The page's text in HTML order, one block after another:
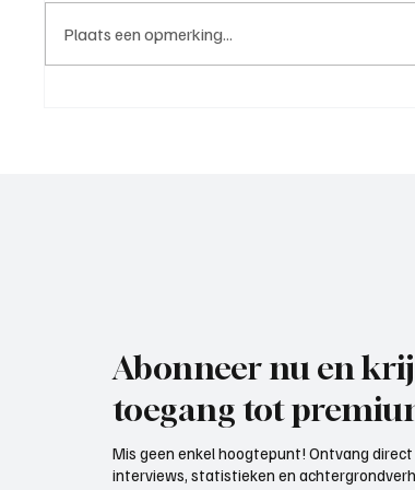
Plaats een opmerking...
Abonneer nu en
toegang tot
Mis geen enkel hoogtepunt! Ontvang
interviews, statistieken en